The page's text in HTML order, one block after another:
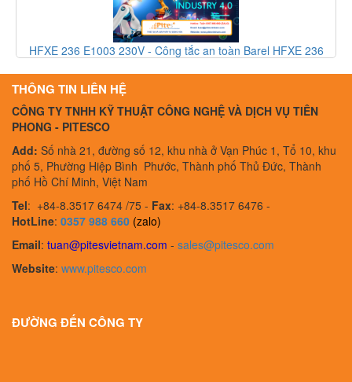
HFXE 236 E1003 230V - Công tắc an toàn Barel HFXE 236
THÔNG TIN LIÊN HỆ
CÔNG TY TNHH KỸ THUẬT CÔNG NGHỆ VÀ DỊCH VỤ TIÊN
PHONG - PITESCO
Add: Số nhà 21, đường số 12, khu nhà ở Vạn Phúc 1, Tổ 10, khu
phố 5, Phường Hiệp Bình Phước, Thành phố Thủ Đức, Thành
phố Hồ Chí Minh, Việt Nam
Tel: +84-8.3517 6474 /75 - Fax: +84-8.3517 6476 -
HotLine: 0357 988 660 (zalo)
Email: tuan@pitesvietnam.com - sales@pitesco.com
Website: www.pitesco.com
ĐƯỜNG ĐẾN CÔNG TY